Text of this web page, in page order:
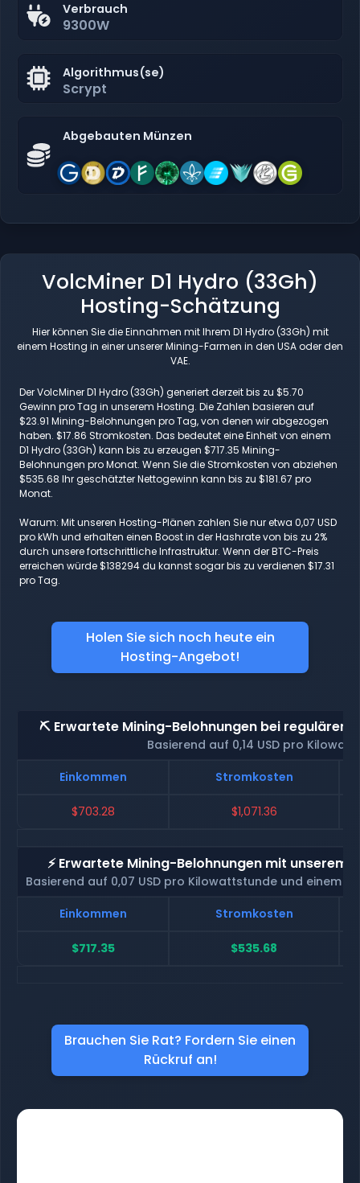
Verbrauch
9300W
Algorithmus(se)
Scrypt
Abgebauten Münzen
VolcMiner D1 Hydro (33Gh)
Hosting-Schätzung
Hier können Sie die Einnahmen mit Ihrem D1 Hydro (33Gh) mit
einem Hosting in einer unserer Mining-Farmen in den USA oder den
VAE.
Der VolcMiner D1 Hydro (33Gh) generiert derzeit bis zu $5.70
Gewinn pro Tag in unserem Hosting. Die Zahlen basieren auf
$23.91 Mining-Belohnungen pro Tag, von denen wir abgezogen
haben. $17.86 Stromkosten. Das bedeutet eine Einheit von einem
D1 Hydro (33Gh) kann bis zu erzeugen $717.35 Mining-
Belohnungen pro Monat. Wenn Sie die Stromkosten von abziehen
$535.68 Ihr geschätzter Nettogewinn kann bis zu $181.67 pro
Monat.
Warum: Mit unseren Hosting-Plänen zahlen Sie nur etwa 0,07 USD
pro kWh und erhalten einen Boost in der Hashrate von bis zu 2%
durch unsere fortschrittliche Infrastruktur. Wenn der BTC-Preis
erreichen würde $138294 du kannst sogar bis zu verdienen $17.31
pro Tag.
Holen Sie sich noch heute ein
Hosting-Angebot!
⛏️ Erwartete Mining-Belohnungen bei
Basierend auf 0,14 USD pro
Einkommen
Stromkosten
$703.28 $1,071.36
⚡ Erwartete Mining-Belohnungen mit unserem
Basierend auf 0,07 USD pro Kilowattstunde und einem
Einkommen
Stromkosten
$717.35 $535.68
Brauchen Sie Rat? Fordern Sie einen
Rückruf an!